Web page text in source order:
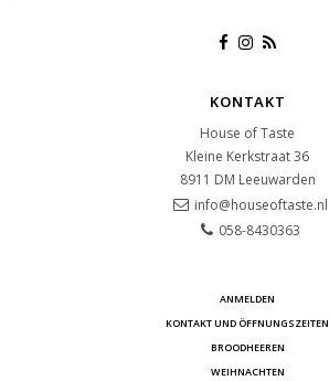
KONTAKT
House of Taste
Kleine Kerkstraat 36
8911 DM Leeuwarden
info@houseoftaste.nl
058-8430363
ANMELDEN
KONTAKT UND ÖFFNUNGSZEITEN
BROODHEEREN
WEIHNACHTEN